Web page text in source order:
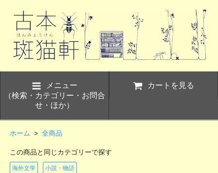
メニュー
（検索・カテゴリー・お問合
せ・ほか）
カートを見る
ホーム > 全商品
この商品と同じカテゴリーで探す
海外文学 小説・物語